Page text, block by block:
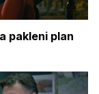
pakleni plan